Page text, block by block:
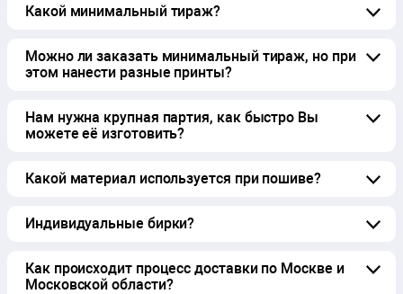
Какой минимальный тираж?
Можно ли заказать минимальный тираж, но при
этом нанести разные принты?
Нам нужна крупная партия, как быстро Вы
можете её изготовить?
Какой материал используется при пошиве?
Индивидуальные бирки?
Как происходит процесс доставки по Москве и
Московской области?